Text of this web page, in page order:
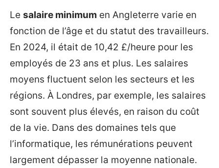
Le salaire minimum en Angleterre varie en
fonction de l’âge et du statut des travailleurs.
En 2024, il était de 10,42 £/heure pour les
employés de 23 ans et plus. Les salaires
moyens fluctuent selon les secteurs et les
régions. À Londres, par exemple, les salaires
sont souvent plus élevés, en raison du coût
de la vie. Dans des domaines tels que
l’informatique, les rémunérations peuvent
largement dépasser la moyenne nationale.